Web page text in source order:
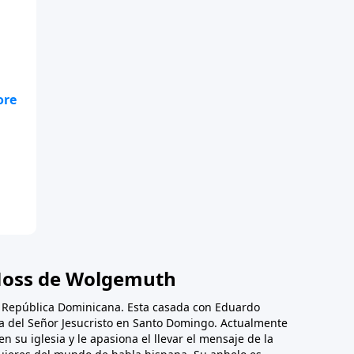
de Wolgemuth
Dominicana. Esta casada con Eduardo
Señor Jesucristo en Santo Domingo. Actualmente
su iglesia y le apasiona el llevar el mensaje de la